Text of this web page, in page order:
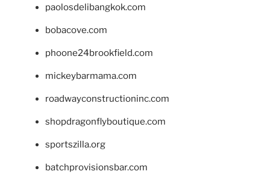
paolosdelibangkok.com
bobacove.com
phoone24brookfield.com
mickeybarmama.com
roadwayconstructioninc.com
shopdragonflyboutique.com
sportszilla.org
batchprovisionsbar.com